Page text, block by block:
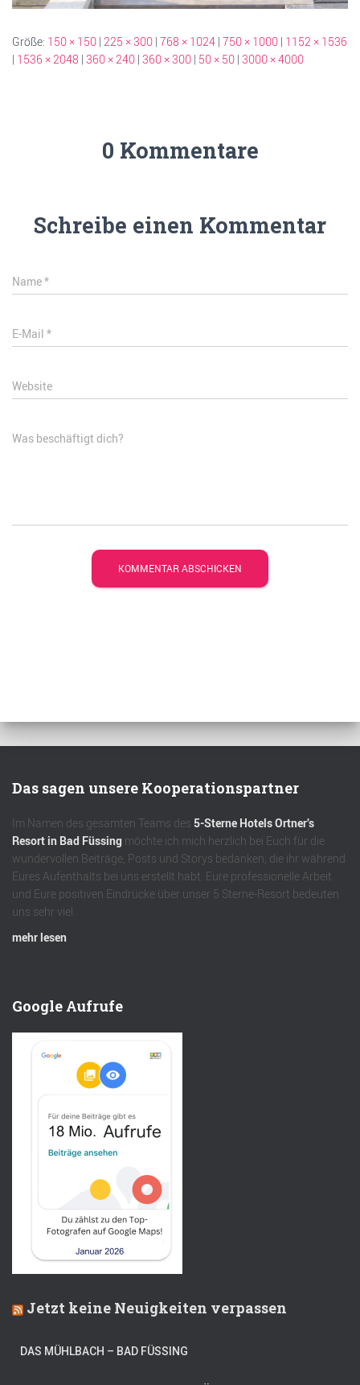
Größe: 150 × 150 | 225 × 300 | 768 × 1024 | 750 × 1000 | 1152 × 1536
| 1536 × 2048 | 360 × 240 | 360 × 300 | 50 × 50 | 3000 × 4000
0 Kommentare
Schreibe einen Kommentar
Name*
E-Mail *
Website
Was beschäftigt dich?
Das sagen unsere Kooperationspartner
Im Namen des gesamten Teams des 5-Sterne Hotels Ortner’s
Resort in Bad Füssing möchte ich mich herzlich bei Euch für die
wundervollen Beiträge, Posts und Storys bedanken, die ihr während
Eures Aufenthalts bei uns erstellt habt. Eure professionelle Arbeit
und Eure positiven Eindrücke über unser 5 Sterne-Resort bedeuten
uns sehr viel.
mehr lesen
Google Aufrufe
Jetzt keine Neuigkeiten verpassen
DAS MÜHLBACH – BAD FÜSSING